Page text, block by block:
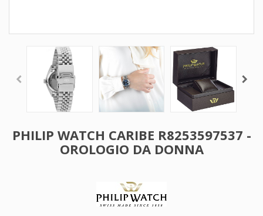
PHILIP WATCH CARIBE R8253597537 -
OROLOGIO DA DONNA